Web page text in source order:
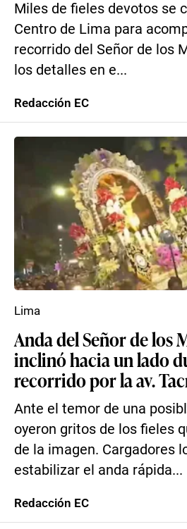
Miles de fieles devotos se
Centro de Lima para
recorrido del Señor de los
los detalles en e...
Redacción EC
Anda del Señor de los
inclinó hacia un lado
recorrido por la av.
Ante el temor de una
oyeron gritos de los fieles
de la imagen. Cargadores
estabilizar el anda rápida...
Lima
Redacción EC